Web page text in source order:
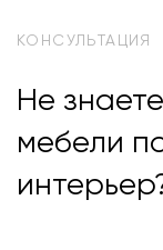
КОНСУЛЬТАЦИЯ
Не
мебели